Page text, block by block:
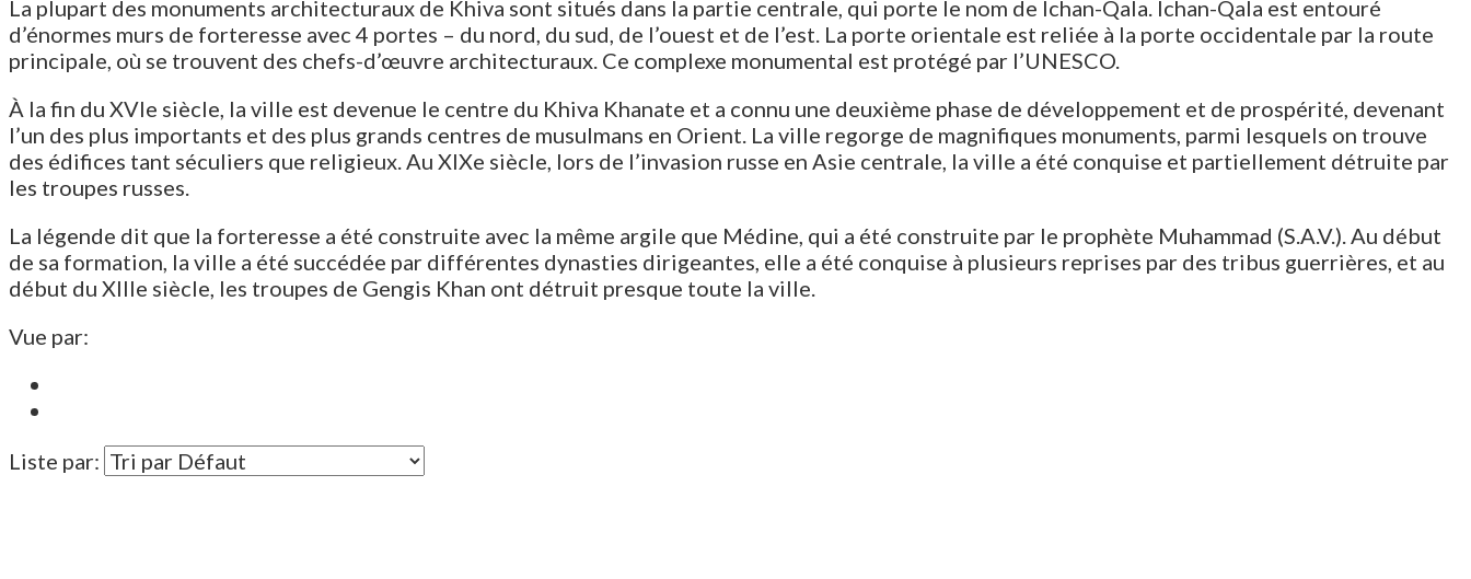
La plupart des monuments architecturaux de Khiva sont situés dans la partie centrale, qui porte le nom de Ichan-Qala. Ichan-Qala est entouré
d’énormes murs de forteresse avec 4 portes – du nord, du sud, de l’ouest et de l’est. La porte orientale est reliée à la porte occidentale par la route
principale, où se trouvent des chefs-d’œuvre architecturaux. Ce complexe monumental est protégé par l’UNESCO.
À la fin du XVIe siècle, la ville est devenue le centre du Khiva Khanate et a connu une deuxième phase de développement et de prospérité, devenant
l’un des plus importants et des plus grands centres de musulmans en Orient. La ville regorge de magnifiques monuments, parmi lesquels on trouve
des édifices tant séculiers que religieux. Au XIXe siècle, lors de l’invasion russe en Asie centrale, la ville a été conquise et partiellement détruite par
les troupes russes.
La légende dit que la forteresse a été construite avec la même argile que Médine, qui a été construite par le prophète Muhammad (S.A.V.). Au début
de sa formation, la ville a été succédée par différentes dynasties dirigeantes, elle a été conquise à plusieurs reprises par des tribus guerrières, et au
début du XIIIe siècle, les troupes de Gengis Khan ont détruit presque toute la ville.
Vue par:
Liste par: